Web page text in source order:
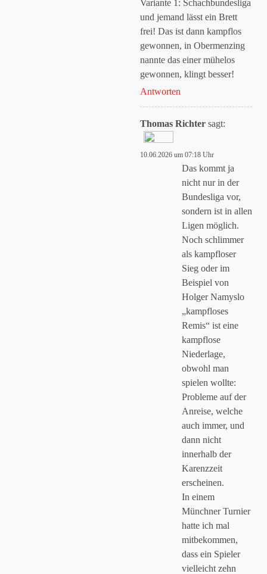
Anti-Spam von CleanTalk
Variante 1: Schachbundesliga
und jemand lässt ein Brett
frei! Das ist dann kampflos
gewonnen, in Obermenzing
nannte das einer mühelos
gewonnen, klingt besser!
Antworten
Thomas Richter sagt:
Das „Echte-Person“-
Abzeichen!
Anti-Spam von CleanTalk
10.06.2026 um 07:18 Uhr
Das kommt ja
nicht nur in der
Bundesliga vor,
sondern ist in allen
Ligen möglich.
Noch schlimmer
als kampfloser
Sieg oder im
Beispiel von
Holger Namyslo
„kampfloses
Remis“ ist eine
kampflose
Niederlage,
obwohl man
spielen wollte:
Probleme auf der
Anreise, welche
auch immer, und
dann nicht
innerhalb der
Karenzzeit
erscheinen.
In einem
Münchner Turnier
hatte ich mal
mitbekommen,
dass ein Spieler
vielleicht zehn